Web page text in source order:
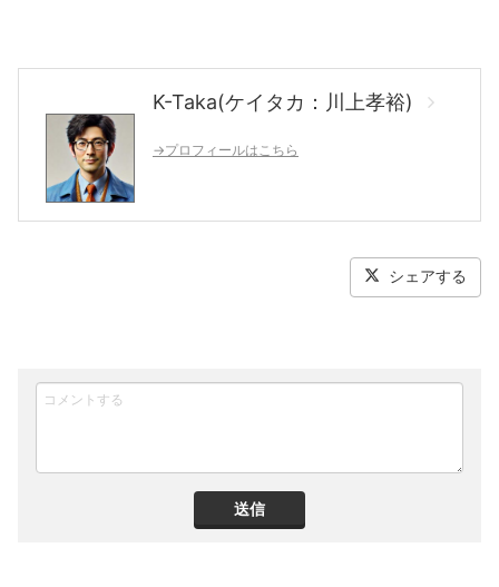
K-Taka(ケイタカ：川上孝裕)
→プロフィールはこちら
シェアする
送信